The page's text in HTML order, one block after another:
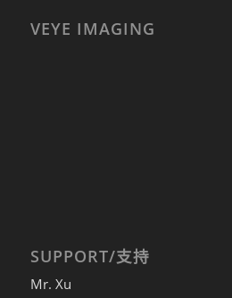
VEYE IMAGING
SUPPORT/支持
Mr. Xu